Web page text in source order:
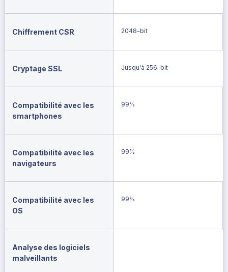
Chiffrement CSR 2048-bit
Cryptage SSL Jusqu'à 256-bit
Compatibilité avec les
smartphones
99%
Compatibilité avec les
navigateurs
99%
Compatibilité avec les
OS
99%
Analyse des logiciels
malveillants